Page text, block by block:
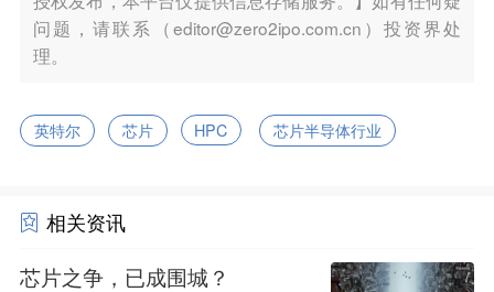
问题，请联系（editor@zero2ipo.com.cn）投资界处
理。
英特尔 芯片 HPC 芯片半导体行业
相关资讯
芯片之争，已成围城？